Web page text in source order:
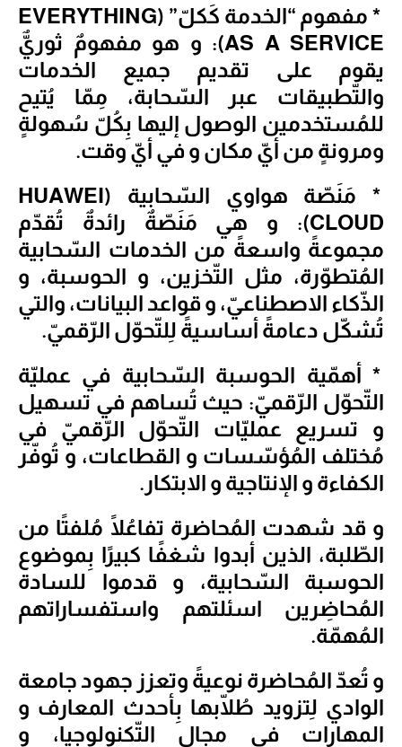
* مفهوم “الخدمة كَكلّ” (EVERYTHING
AS A SERVICE): و هو مفهومٌ ثوريٌّ
يقوم على تقديم جميع الخدمات
والتّطبيقات عبر السّحابة، مِمّا يُتيح
للمُستخدمين الوصول إليها بِكُلّ سُهولةٍ
ومرونةٍ من أيّ مكان و في أيّ وقت.
* مَنَصّة هواوي السّحابية (HUAWEI
CLOUD): و هي مَنَصّةٌ رائدةٌ تُقدّم
مجموعةً واسعةً من الخدمات السّحابية
المُتطوّرة، مثل التّخزين، و الحوسبة، و
الذّكاء الاصطناعيّ، و قواعد البيانات، والتي
تُشكّل دعامةً أساسيةً لِلتّحوّل الرّقميّ.
* أهمّية الحوسبة السّحابية في عمليّة
التّحوّل الرّقميّ: حيث تُساهم في تسهيل
و تسريع عمليّات التّحوّل الرّقميّ في
مُختلف المُؤسّسات و القطاعات، و تُوفّر
الكفاءة و الإنتاجية و الابتكار.
و قد شهدت المُحاضرة تفاعُلًا مُلفتًا من
الطّلبة، الذين أبدوا شغفًا كبيرًا بِموضوع
الحوسبة السّحابية، و قدموا للسادة
المُحاضِرين اسئلتهم واستفساراتهم
المُهمّة.
و تُعدّ المُحاضرة نوعيةً وتعزز جهود جامعة
الوادي لِتزويد طُلّابها بِأحدث المعارف و
المهارات في مجال التّكنولوجيا، و